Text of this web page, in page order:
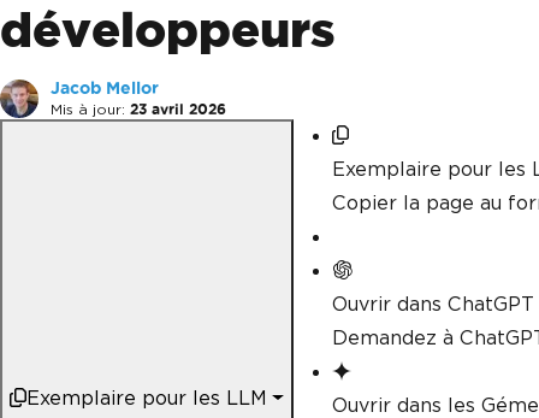
développeurs
Jacob Mellor
Mis à jour: 23 avril 2026
Exemplaire pour les LLM
Exemplaire pour les
Copier la page au
Ouvrir dans ChatGPT
Demandez à
Ouvrir dans les